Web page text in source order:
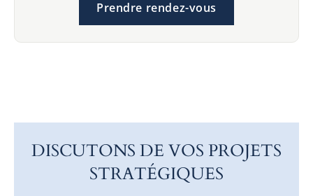
Prendre rendez-vous
DISCUTONS DE VOS PROJETS
STRATÉGIQUES